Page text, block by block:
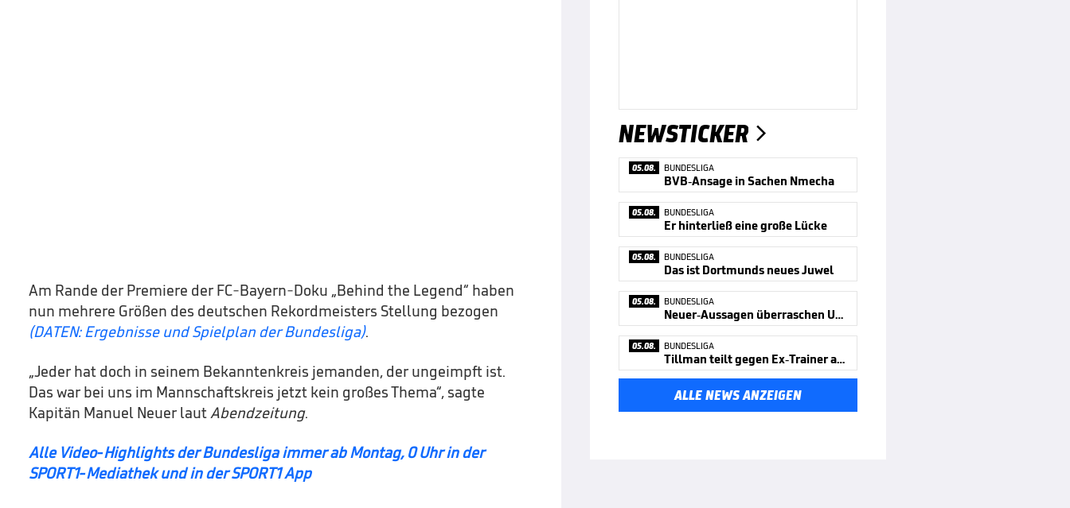
Am Rande der Premiere der FC-Bayern-Doku „Behind the Legend“ haben
nun mehrere Größen des deutschen Rekordmeisters Stellung bezogen
(DATEN: Ergebnisse und Spielplan der Bundesliga).
„Jeder hat doch in seinem Bekanntenkreis jemanden, der ungeimpft ist.
Das war bei uns im Mannschaftskreis jetzt kein großes Thema“, sagte
Kapitän Manuel Neuer lautAbendzeitung.
Alle Video-Highlights der Bundesliga immer ab Montag, 0 Uhr in der
SPORT1-Mediathek und in der SPORT1 App
NEWSTICKER 
05.08. BUNDESLIGA
BVB-Ansage in Sachen Nmecha
05.08. BUNDESLIGA
Er hinterließ eine große Lücke
05.08. BUNDESLIGA
Das ist Dortmunds neues Juwel
05.08. BUNDESLIGA
Neuer-Aussagen überraschen Urbig
05.08. BUNDESLIGA
Tillman teilt gegen Ex-Trainer aus
ALLE NEWS ANZEIGEN